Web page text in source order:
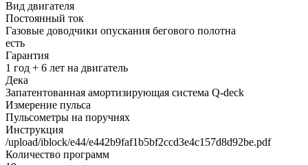
Вид двигателя
Постоянный ток
Газовые доводчики опускания бегового полотна
есть
Гарантия
1 год + 6 лет на двигатель
Дека
Запатентованная амортизирующая система Q-deck
Измерение пульса
Пульсометры на поручнях
Инструкция
/upload/iblock/e44/e442b9faf1b5bf2ccd3e4c157d8d92be.pdf
Количество программ